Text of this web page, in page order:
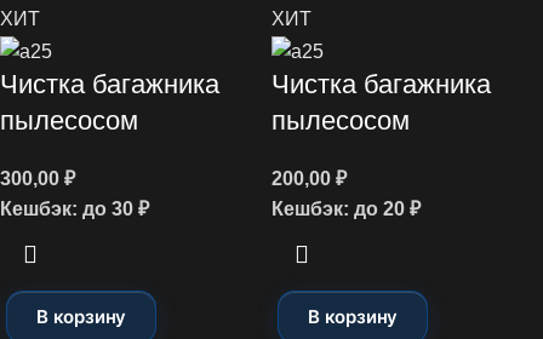
ХИТ
Чистка багажника
пылесосом
300,00 ₽
Кешбэк: до 30 ₽
В корзину
ХИТ
Чистка багажника
пылесосом
200,00 ₽
Кешбэк: до 20 ₽
В корзину